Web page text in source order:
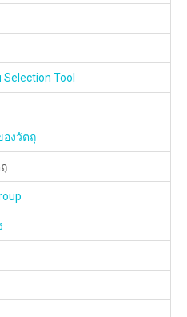
Tool
องวัตถุ